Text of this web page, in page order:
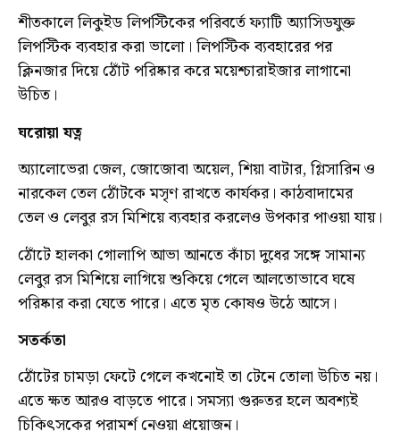
শীতকালে লিকুইড লিপস্টিকের পরিবর্তে ফ্যাটি অ্যাসিডযুক্ত
লিপস্টিক ব্যবহার করা ভালো। লিপস্টিক ব্যবহারের পর
ক্লিনজার দিয়ে ঠোঁট পরিষ্কার করে ময়েশ্চারাইজার লাগানো
উচিত।
ঘরোয়া যত্ন
অ্যালোভেরা জেল, জোজোবা অয়েল, শিয়া বাটার, গ্লিসারিন ও
নারকেল তেল ঠোঁটকে মসৃণ রাখতে কার্যকর। কাঠবাদামের
তেল ও লেবুর রস মিশিয়ে ব্যবহার করলেও উপকার পাওয়া যায়।
ঠোঁটে হালকা গোলাপি আভা আনতে কাঁচা দুধের সঙ্গে সামান্য
লেবুর রস মিশিয়ে লাগিয়ে শুকিয়ে গেলে আলতোভাবে ঘষে
পরিষ্কার করা যেতে পারে। এতে মৃত কোষও উঠে আসে।
সতর্কতা
ঠোঁটের চামড়া ফেটে গেলে কখনোই তা টেনে তোলা উচিত নয়।
এতে ক্ষত আরও বাড়তে পারে। সমস্যা গুরুতর হলে অবশ্যই
চিকিৎসকের পরামর্শ নেওয়া প্রয়োজন।